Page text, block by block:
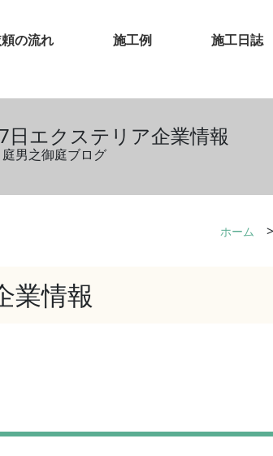
の流れ 施工例 施工日誌
日エクステリア企業情報
庭男之御庭ブログ
ホーム
業情報